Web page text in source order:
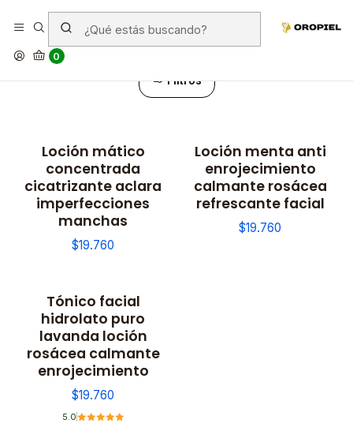
0
Lociones
Filtros
Loción mático
concentrada
cicatrizante aclara
imperfecciones
manchas
$19.760
Loción menta anti
enrojecimiento
calmante rosácea
refrescante facial
$19.760
Tónico facial
hidrolato puro
lavanda loción
rosácea calmante
enrojecimiento
$19.760
5.0